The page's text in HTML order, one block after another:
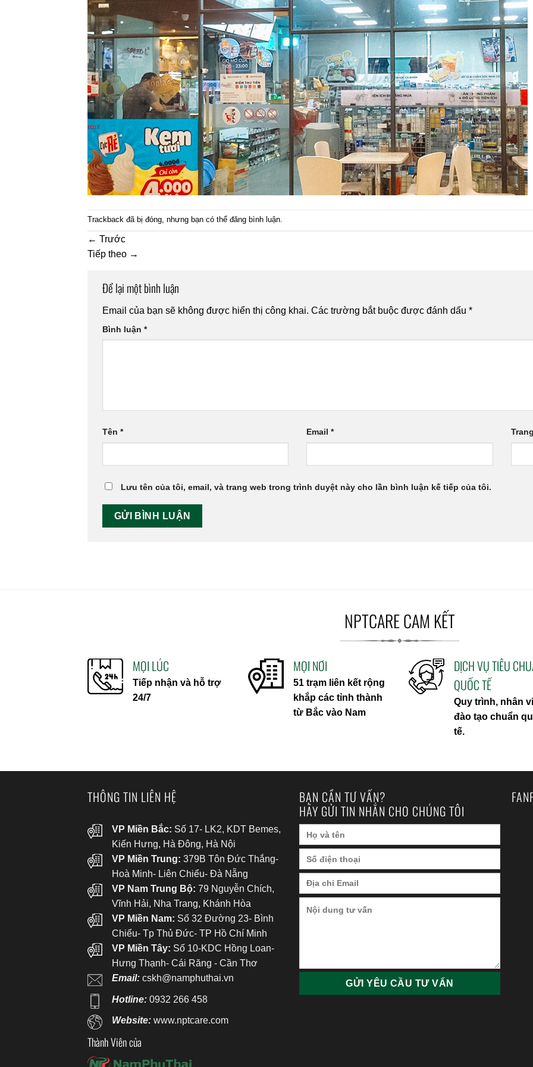
Trackback đã bị đóng, nhưng bạn có thể đăng bình luận.
← Trước
Tiếp theo →
Để lại một bình luận
Email của bạn sẽ không được hiển thị công khai. Các trường bắt buộc được đánh dấu *
Bình luận *
Tên * Email*
Lưu tên của tôi, email, và trang web trong trình duyệt này cho lần bình luận kế tiếp của tôi.
NPTCARE CAM KẾT
MỌI LÚC
Tiếp nhận và hỗ trợ
24/7
MỌI NƠI
51 trạm liên kết rộng
khắp các tỉnh thành
từ Bắc vào Nam
DỊCH VỤ TIÊU
QUỐC TẾ
Quy trình, nhân
đào tạo chuẩn
tế.
THÔNG TIN LIÊN HỆ
VP Miền Bắc: Số 17- LK2, KDT Bemes,
Kiến Hưng, Hà Đông, Hà Nội
VP Miền Trung: 379B Tôn Đức Thắng-
Hoà Minh- Liên Chiểu- Đà Nẵng
VP Nam Trung Bộ: 79 Nguyễn Chích,
Vĩnh Hải, Nha Trang, Khánh Hòa
VP Miền Nam: Số 32 Đường 23- Bình
Chiểu- Tp Thủ Đức- TP Hồ Chí Minh
VP Miền Tây: Số 10-KDC Hồng Loan-
Hưng Thạnh- Cái Răng - Cần Thơ
Email: cskh@namphuthai.vn
Hotline: 0932 266 458
Website:www.nptcare.com
Thành Viên của
BẠN CẦN TƯ VẤN?
HÃY GỬI TIN NHẮN CHO CHÚNG TÔI